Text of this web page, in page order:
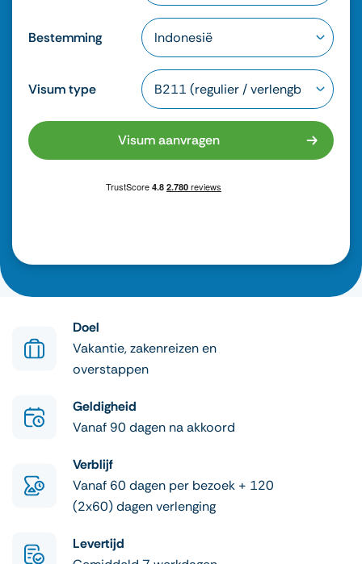
Bestemming
Visum type
Visum aanvragen
Doel
Vakantie, zakenreizen en
overstappen
Geldigheid
Vanaf 90 dagen na akkoord
Verblijf
Vanaf 60 dagen per bezoek + 120
(2x60) dagen verlenging
Levertijd